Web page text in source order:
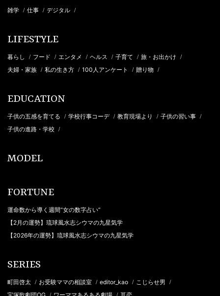
雑学 / 仕事 / デジタル /
LIFESTYLE
暮らし / フード / エンタメ / ヘルス / 子育て / 旅・お出かけ /
夫婦・家族 / 私の生き方 / 100人アンケート / 贈り物 /
EDUCATION
子供の五感を育てる / 学校行事コーデ / 教育現場より / 子供の習い事 /
子供の進路・学校 /
MODEL
FORTUNE
運命数から導く週間“女の数字占い”
【2月の運勢】琉球風水志シウマの九星気学
【2026年の運勢】琉球風水志シウマの九星気学
SERIES
町田啓太 / お受験ママの相談室 / editor_kao / こじらせ男 /